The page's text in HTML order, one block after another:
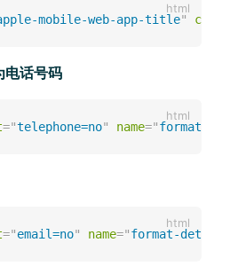
mobile-web-app-title"
电话号码
="telephone=no" name="format-
="email=no" name="format-